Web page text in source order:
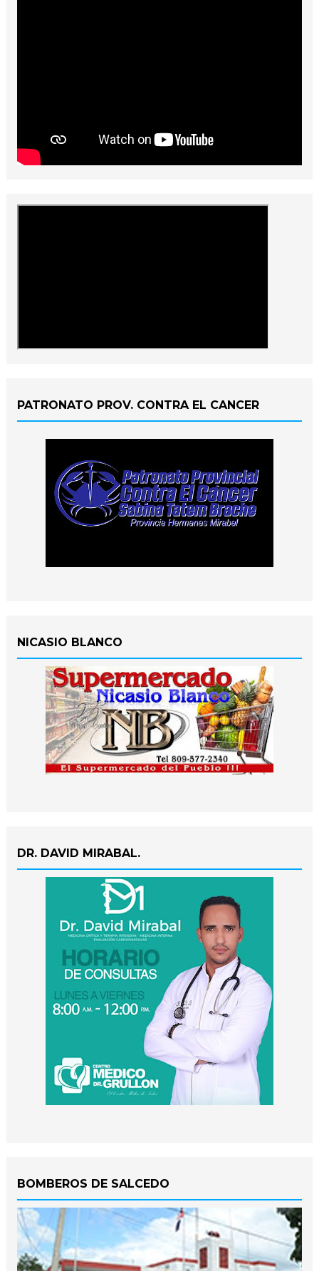
PATRONATO PROV. CONTRA EL CANCER
NICASIO BLANCO
DR. DAVID MIRABAL.
BOMBEROS DE SALCEDO